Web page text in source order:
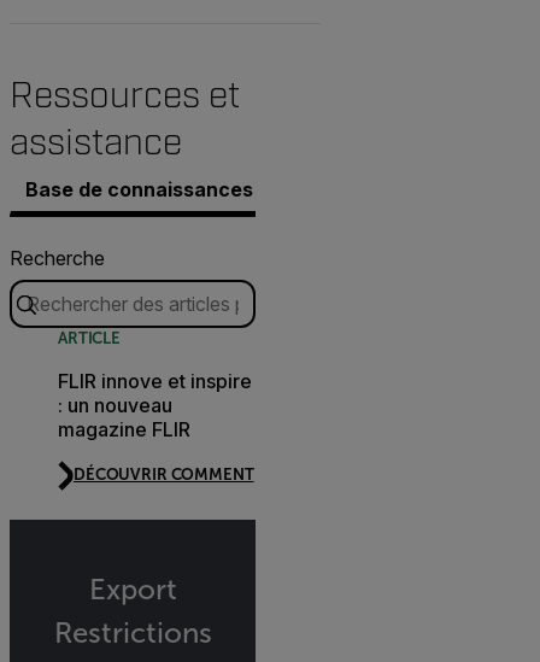
Ressources et
assistance
Base de connaissances
Recherche
ARTICLE
FLIR innove et inspire
: un nouveau
magazine FLIR
DÉCOUVRIR COMMENT
Export
Restrictions